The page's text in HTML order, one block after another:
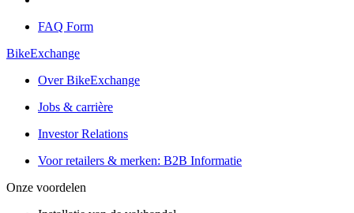
FAQ Form
BikeExchange
Over BikeExchange
Jobs & carrière
Investor Relations
Voor retailers & merken: B2B Informatie
Onze voordelen